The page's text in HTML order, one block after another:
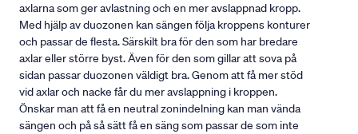
axlarna som ger avlastning och en mer avslappnad kropp.
Med hjälp av duozonen kan sängen följa kroppens konturer
och passar de flesta. Särskilt bra för den som har bredare
axlar eller större byst. Även för den som gillar att sova på
sidan passar duozonen väldigt bra. Genom att få mer stöd
vid axlar och nacke får du mer avslappning i kroppen.
Önskar man att få en neutral zonindelning kan man vända
sängen och på så sätt få en säng som passar de som inte